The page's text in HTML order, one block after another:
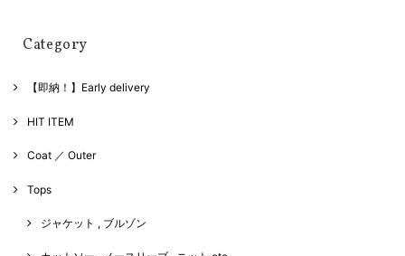
Category
【即納！】Early delivery
HIT ITEM
Coat ／ Outer
Tops
ジャケット , ブルゾン